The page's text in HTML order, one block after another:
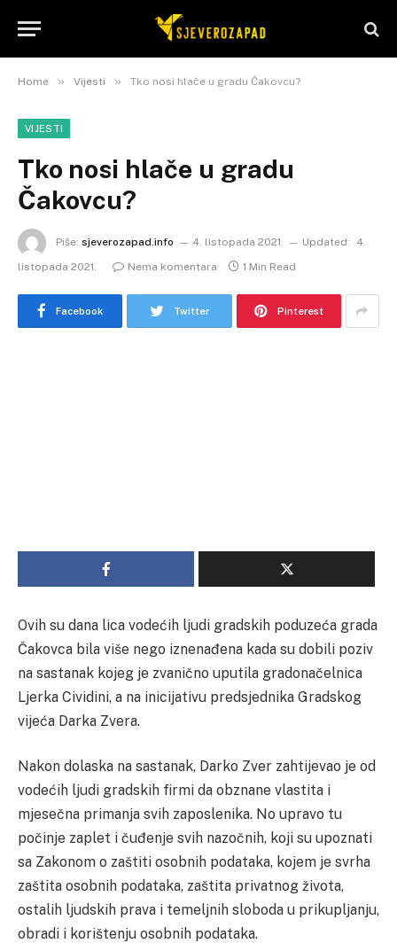
Home » Vijesti » Tko nosi hlače u gradu Čakovcu?
VIJESTI
Tko nosi hlače u gradu
Čakovcu?
Piše: sjeverozapad.info 4. listopada 2021. Updated:
4.
listopada 2021.
Nema komentara 1 Min Read
Facebook Twitter Pinterest
Ovih su dana lica vodećih ljudi gradskih poduzeća grada
Čakovca bila više nego iznenađena kada su dobili poziv
na sastanak kojeg je zvanično uputila gradonačelnica
Ljerka Cividini, a na inicijativu predsjednika Gradskog
vijeća Darka Zvera.
Nakon dolaska na sastanak, Darko Zver zahtijevao je od
vodećih ljudi gradskih firmi da obznane vlastita i
mjesečna primanja svih zaposlenika. No upravo tu
počinje zaplet i čuđenje svih nazočnih, koji su upoznati
sa Zakonom o zaštiti osobnih podataka, kojem je svrha
zaštita osobnih podataka, zaštita privatnog života,
ostalih ljudskih prava i temeljnih sloboda u prikupljanju,
obradi i korištenju osobnih podataka.